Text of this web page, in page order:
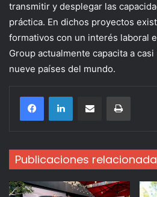
transmitir y desplegar las
práctica. En dichos proyectos
formativos con un interés laboral
Group actualmente capacita a
nueve países del mundo.
Compartir por correo electrónicoImprimir
Publicaciones